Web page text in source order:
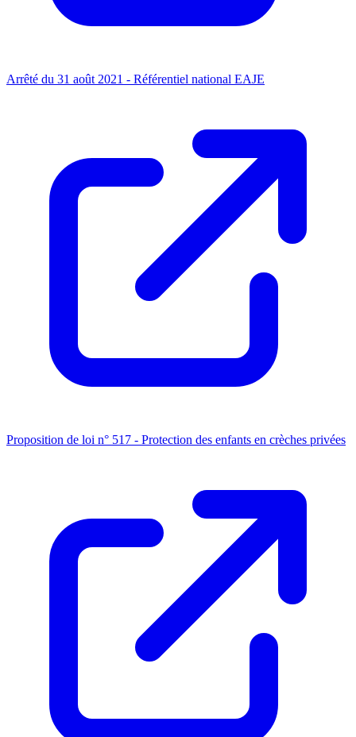
Arrêté du 31 août 2021 - Référentiel national EAJE
Proposition de loi n° 517 - Protection des enfants en crèches privées